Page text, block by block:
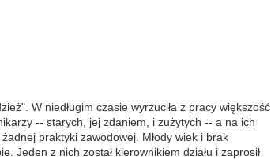
W niedługim czasie wyrzuciła z pracy większość
-- starych, jej zdaniem, i zużytych -- a na ich
praktyki zawodowej. Młody wiek i brak
Jeden z nich został kierownikiem działu i zaprosił